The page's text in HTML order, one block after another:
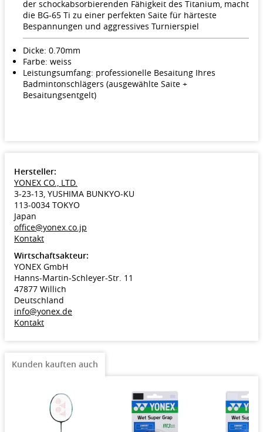
der schockabsorbierenden Fähigkeit des Titanium, macht
die BG-65 Ti zu einer perfekten Saite für härteste
Bespannungen und aggressives Turnierspiel
Dicke: 0.70mm
Farbe: weiss
Leistungsumfang: professionelle Besaitung Ihres
Badmintonschlägers (ausgewählte Saite +
Besaitungsentgelt)
Hersteller:
YONEX CO., LTD.
3-23-13, YUSHIMA BUNKYO-KU
113-0034 TOKYO
Japan
office@yonex.co.jp
Kontakt
Wirtschaftsakteur:
YONEX GmbH
Hanns-Martin-Schleyer-Str. 11
47877 Willich
Deutschland
info@yonex.de
Kontakt
Kunden kauften auch